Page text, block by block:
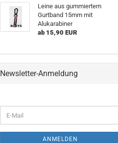
Leine aus gummiertem
Gurtband 15mm mit
Alukarabiner
ab 15,90 EUR
Newsletter-Anmeldung
ZUR
E-
Mail
ANMELDEN